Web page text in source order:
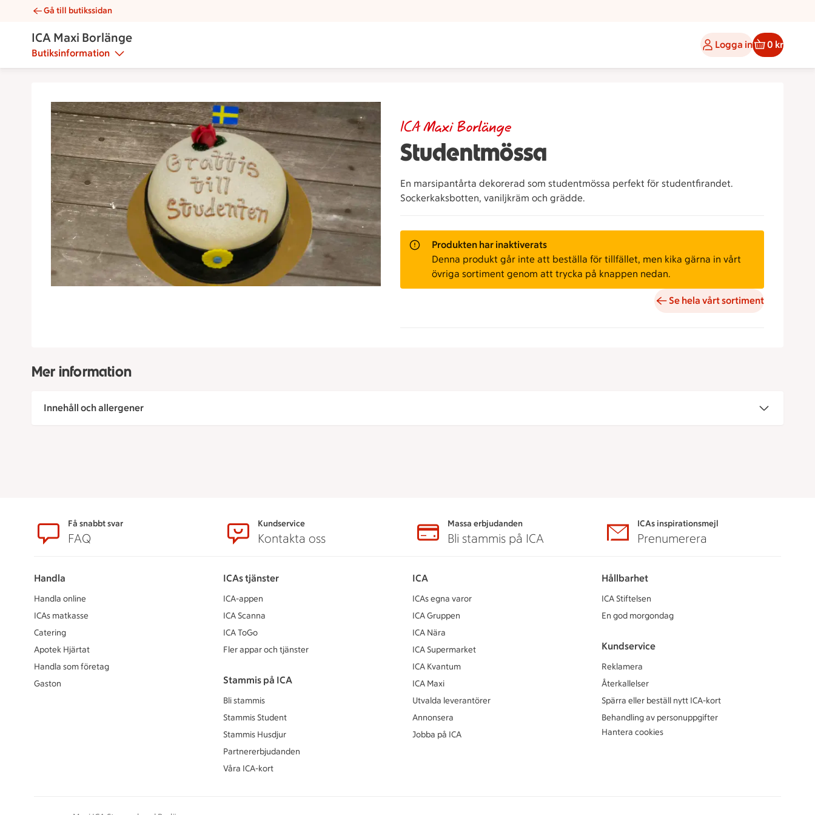
Studentmössa | Catering ICA Maxi Borlänge
Gå till butikssidan
ICA Maxi Borlänge
Butiksinformation
Logga in 0 kr
Studentmössa
ICA Maxi Borlänge
En marsipantårta dekorerad som studentmössa perfekt för studentfirandet.
Sockerkaksbotten, vaniljkräm och grädde.
Produkten har inaktiverats
Denna produkt går inte att beställa för tillfället, men kika gärna in vårt
övriga sortiment genom att trycka på knappen nedan.
Se hela vårt sortiment
Mer information
Innehåll och allergener
SidfotFå snabbt svar
FAQ
Kundservice
Kontakta oss
Massa erbjudanden
Bli stammis på ICA
ICAs inspirationsmejl
Prenumerera
Handla
Handla online
ICAs matkasse
Catering
Apotek Hjärtat
Handla som företag
Gaston
ICAs tjänster
ICA-appen
ICA Scanna
ICA ToGo
Fler appar och tjänster
Stammis på ICA
Bli stammis
Stammis Student
Stammis Husdjur
Partnererbjudanden
Våra ICA-kort
ICA
ICAs egna varor
ICA Gruppen
ICA Nära
ICA Supermarket
ICA Kvantum
ICA Maxi
Utvalda leverantörer
Annonsera
Jobba på ICA
Hållbarhet
ICA Stiftelsen
En god morgondag
Kundservice
Reklamera
Återkallelser
Spärra eller beställ nytt ICA-kort
Behandling av personuppgifter
Hantera cookies